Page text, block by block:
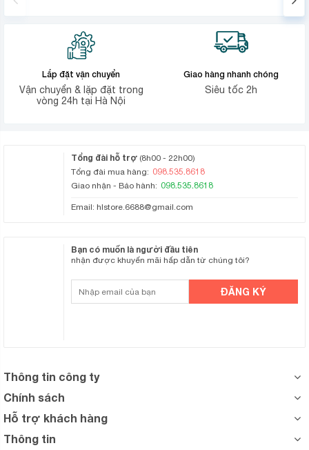
Lắp đặt vận chuyển
Vận chuyển & lặp đặt trong
vòng 24h tại Hà Nội
Giao hàng nhanh chóng
Siêu tốc 2h
Tổng đài hỗ trợ (8h00 - 22h00)
Tổng đài mua hàng: 098.535.8618
Giao nhận - Bảo hành: 098.535.8618
Email: hlstore.6688@gmail.com
Bạn có muốn là người đầu tiên
nhận được khuyến mãi hấp dẫn từ chúng tôi?
Thông tin công ty
Chính sách
Hỗ trợ khách hàng
Thông tin